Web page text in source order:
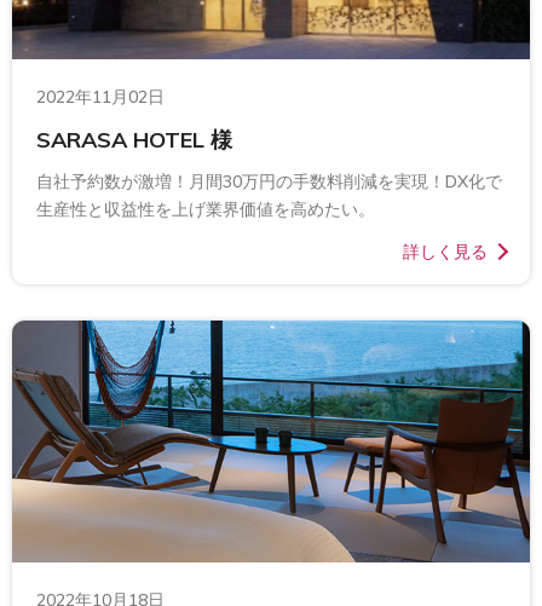
2022年11月02日
SARASA HOTEL 様
自社予約数が激増！月間30万円の手数料削減を実現！DX化で
生産性と収益性を上げ業界価値を高めたい。
詳しく見る
2022年10月18日